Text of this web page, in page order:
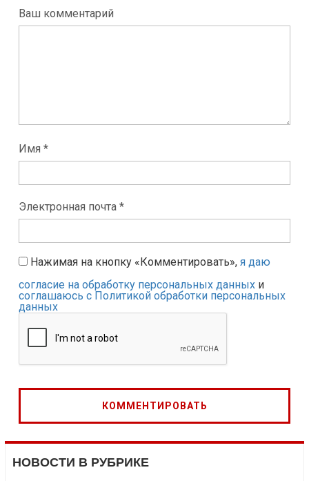
Ваш комментарий
Имя *
Электронная почта *
Нажимая на кнопку «Комментировать», я даю
согласие на обработку персональных данных и
соглашаюсь с Политикой обработки персональных
данных
НОВОСТИ В РУБРИКЕ